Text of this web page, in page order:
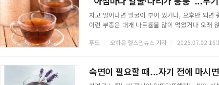
자고 일어나면 얼굴이 부어 있거나, 오후만 되면
이런 부종은 대개 나트륨을 많이 먹었거나 오래
있다.◇ 부기 완화에 도움 되는 차 5가지옥수수
푸드 오하은 헬스인뉴스 기자 2026.07.02
숙면이 필요할 때...자기 전에 마시